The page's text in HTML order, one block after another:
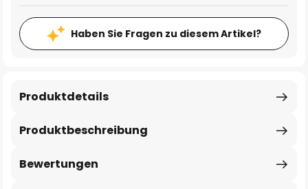
Haben Sie Fragen zu diesem Artikel?
Produktbeschreibung
Produktdetails
Bewertungen